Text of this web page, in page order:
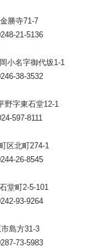
勝寺71-7
21-5136
小名字御代坂1-1
38-3532
野字東石堂12-1
597-8111
区北町274-1
26-8545
堂町2-5-101
93-9264
島方31-3
73-5983